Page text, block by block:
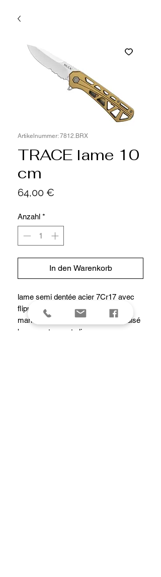
Artikelnummer: 7812.BRX
TRACE lame 10
cm
64,00 €
Anzahl *
In den Warenkorb
lame semi dentée acier 7Cr17 avec
flipper et cran interieur
manche de 12 cm aluminium anodisé
bronze a trous et clip